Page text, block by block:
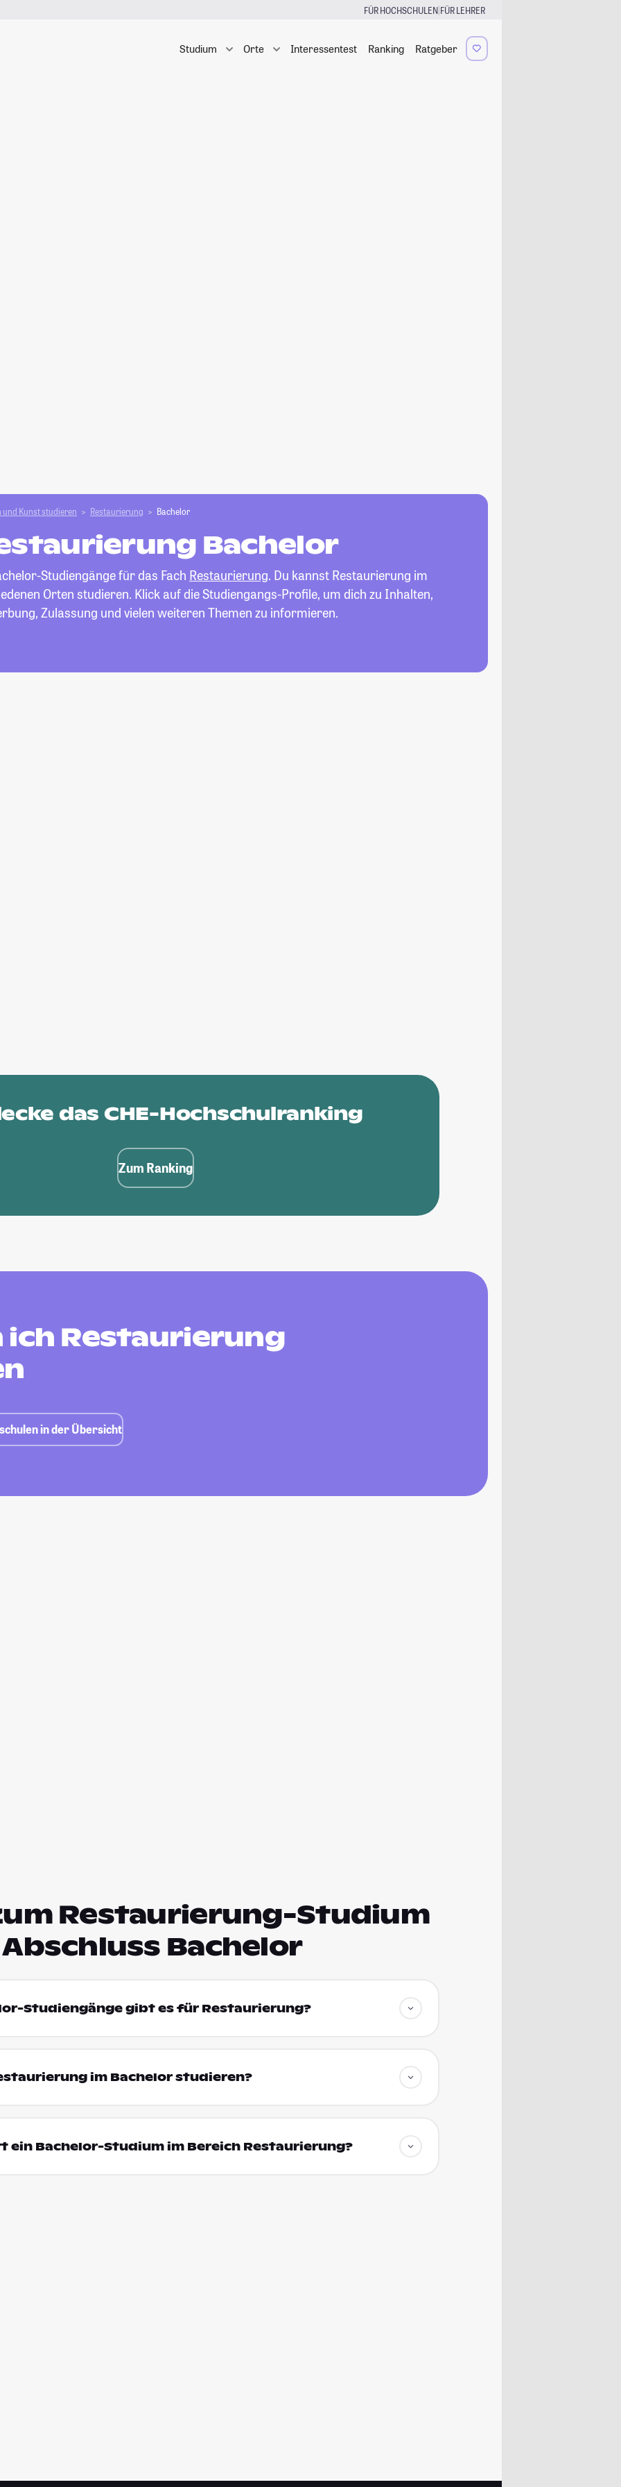
FÜR HOCHSCHULEN|FÜR LEHRER
Studium Orte Interessentest Ranking Ratgeber
und Kunst studieren Restaurierung Bachelor
Bachelor
Studiengänge für das Fach Restaurierung. Du kannst Restaurierung im
Orten studieren. Klick auf die Studiengangs-Profile, um dich zu Inhalten,
Zulassung und vielen weiteren Themen zu informieren.
das CHE-Hochschulranking
Zum Ranking
ich Restaurierung
in der Übersicht
Restaurierung-Studium
Bachelor
Studiengänge gibt es für Restaurierung?
im Bachelor studieren?
ein Bachelor-Studium im Bereich Restaurierung?